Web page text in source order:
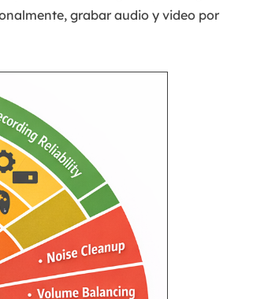
grabar audio y video por